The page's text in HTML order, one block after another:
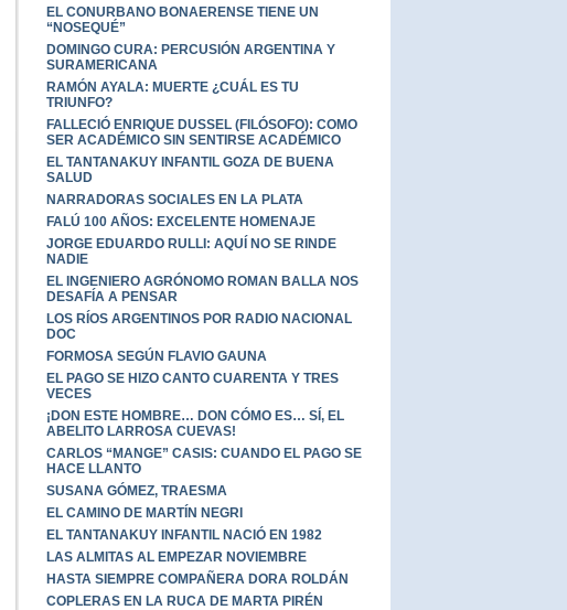
EL CONURBANO BONAERENSE TIENE UN
“NOSEQUÉ”
DOMINGO CURA: PERCUSIÓN ARGENTINA Y
SURAMERICANA
RAMÓN AYALA: MUERTE ¿CUÁL ES TU
TRIUNFO?
FALLECIÓ ENRIQUE DUSSEL (FILÓSOFO): COMO
SER ACADÉMICO SIN SENTIRSE ACADÉMICO
EL TANTANAKUY INFANTIL GOZA DE BUENA
SALUD
NARRADORAS SOCIALES EN LA PLATA
FALÚ 100 AÑOS: EXCELENTE HOMENAJE
JORGE EDUARDO RULLI: AQUÍ NO SE RINDE
NADIE
EL INGENIERO AGRÓNOMO ROMAN BALLA NOS
DESAFÍA A PENSAR
LOS RÍOS ARGENTINOS POR RADIO NACIONAL
DOC
FORMOSA SEGÚN FLAVIO GAUNA
EL PAGO SE HIZO CANTO CUARENTA Y TRES
VECES
¡DON ESTE HOMBRE… DON CÓMO ES… SÍ, EL
ABELITO LARROSA CUEVAS!
CARLOS “MANGE” CASIS: CUANDO EL PAGO SE
HACE LLANTO
SUSANA GÓMEZ, TRAESMA
EL CAMINO DE MARTÍN NEGRI
EL TANTANAKUY INFANTIL NACIÓ EN 1982
LAS ALMITAS AL EMPEZAR NOVIEMBRE
HASTA SIEMPRE COMPAÑERA DORA ROLDÁN
COPLERAS EN LA RUCA DE MARTA PIRÉN